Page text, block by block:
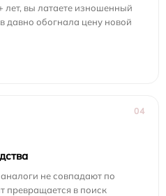
лет, вы латаете изношенный
давно обогнала цену новой
04
не совпадают по
превращается в поиск